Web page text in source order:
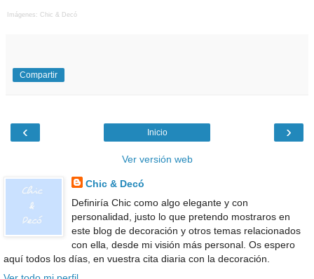
Imágenes: Chic & Decó
Compartir
‹ ›
Inicio
Ver versión web
Chic & Decó
Definiría Chic como algo elegante y con
personalidad, justo lo que pretendo mostraros en
este blog de decoración y otros temas relacionados
con ella, desde mi visión más personal. Os espero
aquí todos los días, en vuestra cita diaria con la decoración.